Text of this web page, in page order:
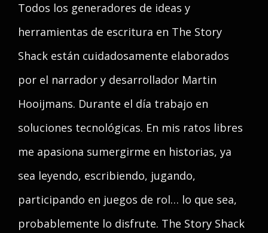
Todos los generadores de ideas y
herramientas de escritura en The Story
Shack están cuidadosamente elaborados
por el narrador y desarrollador Martin
Hooijmans. Durante el día trabajo en
soluciones tecnológicas. En mis ratos libres
me apasiona sumergirme en historias, ya
sea leyendo, escribiendo, jugando,
participando en juegos de rol… lo que sea,
probablemente lo disfrute. The Story Shack